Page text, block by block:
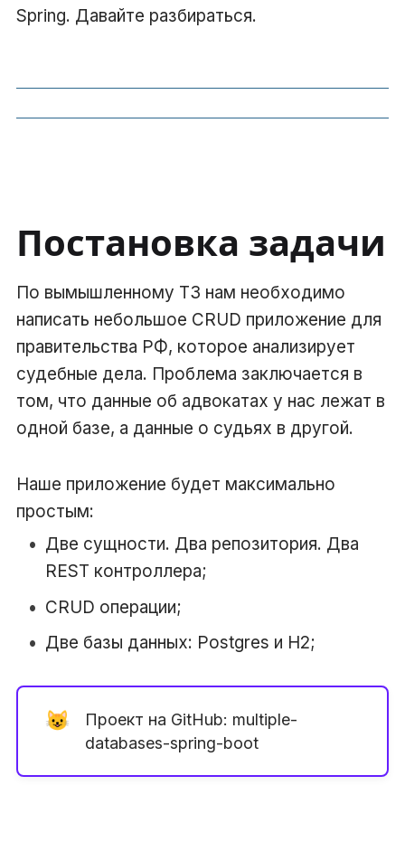
Spring. Давайте разбираться.
Постановка задачи
По вымышленному ТЗ нам необходимо
написать небольшое CRUD приложение для
правительства РФ, которое анализирует
судебные дела. Проблема заключается в
том, что данные об адвокатах у нас лежат в
одной базе, а данные о судьях в другой.
Наше приложение будет максимально
простым:
Две сущности. Два репозитория. Два
REST контроллера;
CRUD операции;
Две базы данных: Postgres и H2;
😺 Проект на GitHub: multiple-
databases-spring-boot